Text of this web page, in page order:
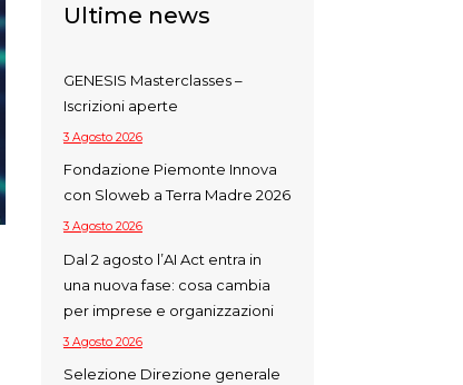
Ultime news
GENESIS Masterclasses –
Iscrizioni aperte
3 Agosto 2026
Fondazione Piemonte Innova
con Sloweb a Terra Madre 2026
3 Agosto 2026
Dal 2 agosto l’AI Act entra in
una nuova fase: cosa cambia
per imprese e organizzazioni
3 Agosto 2026
Selezione Direzione generale